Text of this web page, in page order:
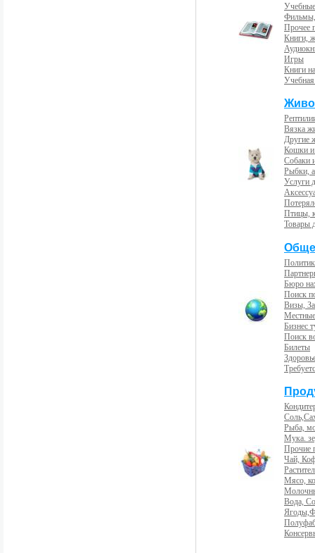
Прочее
Книги,
Игры
Книги
Вязка
Другие
Кошки и
Собаки
Рыбки,
Услуги
Птицы,
Товары
Бюро
Поиск
Визы,
Бизнес
Поиск
Билеты
Рыба,
Мука.
Прочие
Чай,
Мясо,
Вода,